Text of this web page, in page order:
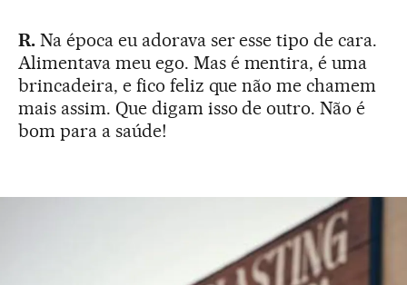
R.Na época eu adorava ser esse tipo de cara.
Alimentava meu ego. Mas é mentira, é uma
brincadeira, e fico feliz que não me chamem
mais assim. Que digam isso de outro. Não é
bom para a saúde!